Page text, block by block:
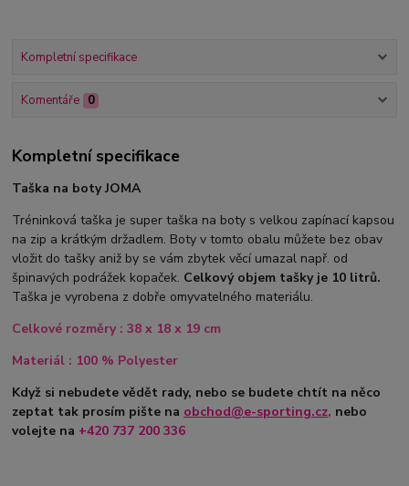
Kompletní specifikace
Komentáře 0
Kompletní specifikace
Taška na boty JOMA
Tréninková taška je super taška na boty s velkou zapínací kapsou
na zip a krátkým držadlem. Boty v tomto obalu můžete bez obav
vložit do tašky aniž by se vám zbytek věcí umazal např. od
špinavých podrážek kopaček. Celkový objem tašky je 10 litrů.
Taška je vyrobena z dobře omyvatelného materiálu.
Celkové rozměry : 38 x 18 x 19 cm
Materiál : 100 % Polyester
Když si nebudete vědět rady, nebo se budete chtít na něco
zeptat tak prosím pište na obchod@e-sporting.cz, nebo
volejte na +420 737 200 336